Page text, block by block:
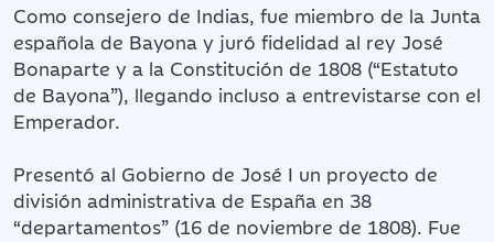
Como consejero de Indias, fue miembro de la Junta
española de Bayona y juró fidelidad al rey José
Bonaparte y a la Constitución de 1808 (“Estatuto
de Bayona”), llegando incluso a entrevistarse con el
Emperador.
Presentó al Gobierno de José I un proyecto de
división administrativa de España en 38
“departamentos” (16 de noviembre de 1808). Fue